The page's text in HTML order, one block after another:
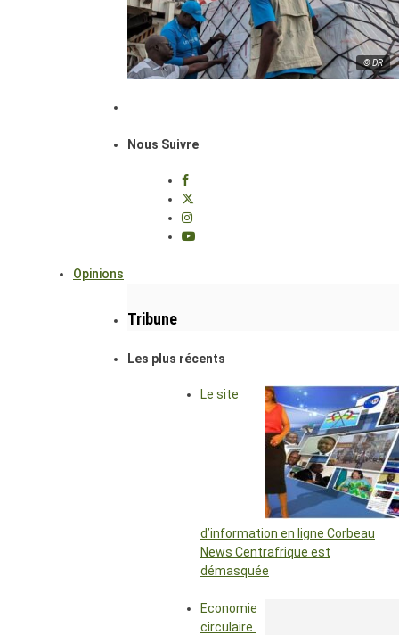
© DR
Nous Suivre
Opinions
Tribune
Les plus récents
Le site
d’information en ligne Corbeau
News Centrafrique est
démasquée
Economie
circulaire.